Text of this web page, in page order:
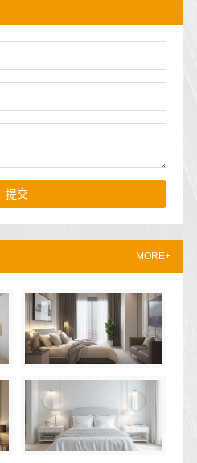
MORE+
提交